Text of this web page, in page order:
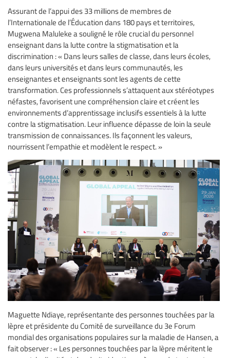
Assurant de l’appui des 33 millions de membres de
l’Internationale de l’Éducation dans 180 pays et territoires,
Mugwena Maluleke a souligné le rôle crucial du personnel
enseignant dans la lutte contre la stigmatisation et la
discrimination : « Dans leurs salles de classe, dans leurs écoles,
dans leurs universités et dans leurs communautés, les
enseignantes et enseignants sont les agents de cette
transformation. Ces professionnels s’attaquent aux stéréotypes
néfastes, favorisent une compréhension claire et créent les
environnements d’apprentissage inclusifs essentiels à la lutte
contre la stigmatisation. Leur influence dépasse de loin la seule
transmission de connaissances. Ils façonnent les valeurs,
nourrissent l’empathie et modèlent le respect. »
Maguette Ndiaye, représentante des personnes touchées par la
lèpre et présidente du Comité de surveillance du 3e Forum
mondial des organisations populaires sur la maladie de Hansen, a
fait observer : « Les personnes touchées par la lèpre méritent le